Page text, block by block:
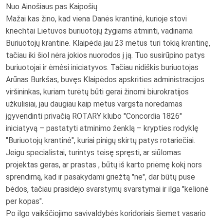
Nuo Ainošiaus pas Kaipošių
Mažai kas žino, kad viena Danės krantinė, kurioje stovi
knechtai Lietuvos buriuotojų žygiams atminti, vadinama
Buriuotojų krantine. Klaipėda jau 23 metus turi tokią krantinę,
tačiau iki šiol nėra jokios nuorodos į ją. Tuo susirūpino patys
buriuotojai ir ėmėsi iniciatyvos. Tačiau nidiškis buriuotojas
Arūnas Burkšas, buvęs Klaipėdos apskrities administracijos
viršininkas, kuriam turėtų būti gerai žinomi biurokratijos
užkulisiai, jau daugiau kaip metus vargsta norėdamas
įgyvendinti privačią ROTARY klubo "Concordia 1826"
iniciatyvą – pastatyti atminimo ženklą – krypties rodyklę
"Buriuotojų krantinė", kuriai pinigų skirtų patys rotariečiai.
Jeigu specialistai, turintys teisę spręsti, ar siūlomas
projektas geras, ar prastas , būtų iš karto priėmę kokį nors
sprendimą, kad ir pasakydami griežtą "ne", dar būtų pusė
bėdos, tačiau prasidėjo svarstymų svarstymai ir ilga "kelionė
per kopas".
Po ilgo vaikščiojimo savivaldybės koridoriais šiemet vasario